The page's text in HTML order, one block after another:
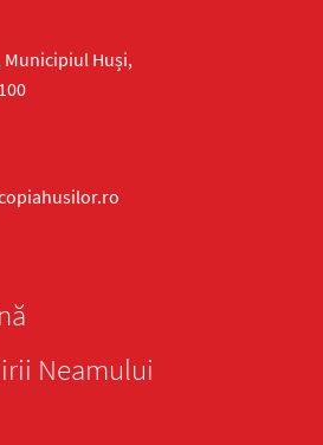
Municipiul Huși,
Neamului